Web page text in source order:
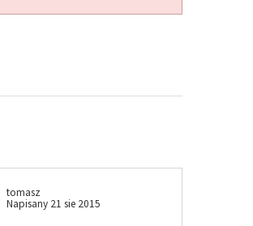
tomasz
Napisany 21 sie 2015